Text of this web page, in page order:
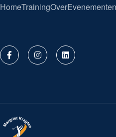
HomeTrainingOverEvenementen